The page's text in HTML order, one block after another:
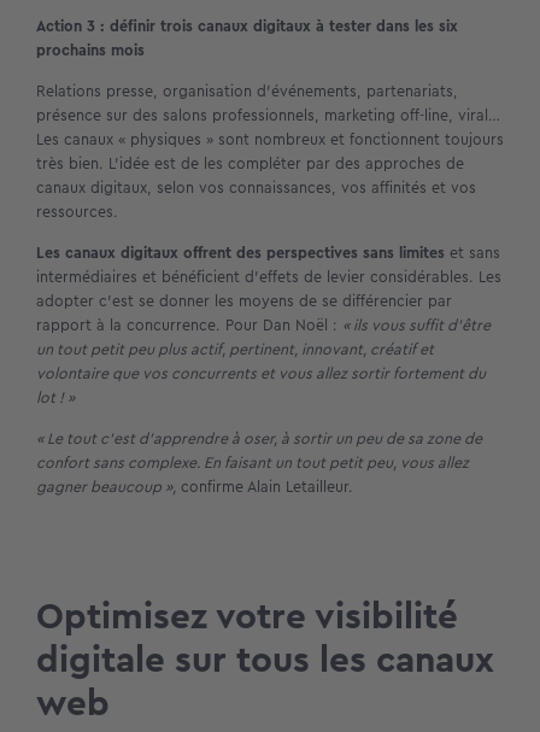
Action 3 : définir trois canaux digitaux à tester dans les six
prochains mois
Relations presse, organisation d’événements, partenariats,
présence sur des salons professionnels, marketing off-line, viral…
Les canaux « physiques » sont nombreux et fonctionnent toujours
très bien. L’idée est de les compléter par des approches de
canaux digitaux, selon vos connaissances, vos affinités et vos
ressources.
Les canaux digitaux offrent des perspectives sans limites et sans
intermédiaires et bénéficient d’effets de levier considérables. Les
adopter c’est se donner les moyens de se différencier par
rapport à la concurrence. Pour Dan Noël : « ils vous suffit d’être
un tout petit peu plus actif, pertinent, innovant, créatif et
volontaire que vos concurrents et vous allez sortir fortement du
lot ! »
« Le tout c’est d’apprendre à oser, à sortir un peu de sa zone de
confort sans complexe. En faisant un tout petit peu, vous allez
gagner beaucoup », confirme Alain Letailleur.
Optimisez votre visibilité
digitale sur tous les canaux
web